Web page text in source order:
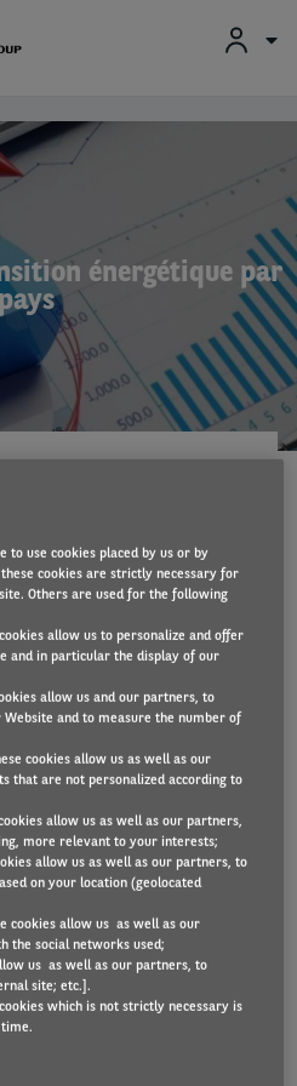
énergétique par
Energy Transition
par Arval Consulting et
est peut-être l’une
sur les flottes
depuis longtemps.
du monde sur l’adoption
(VE), en prenant en
tels que les incitations
de recharge et la présence
aboutir à un score final
la taxation (pondérée à
(25%), le réseau
to use cookies placed by us or by
cookies are strictly necessary for
Others are used for the following
allow us to personalize and offer
and in particular the display of our
allow us and our partners, to
Website and to measure the number of
cookies allow us as well as our
that are not personalized according to
allow us as well as our partners,
more relevant to your interests;
allow us as well as our partners, to
on your location (geolocated
cookies allow us as well as our
the social networks used;
us as well as our partners, to
site; etc.].
which is not strictly necessary is